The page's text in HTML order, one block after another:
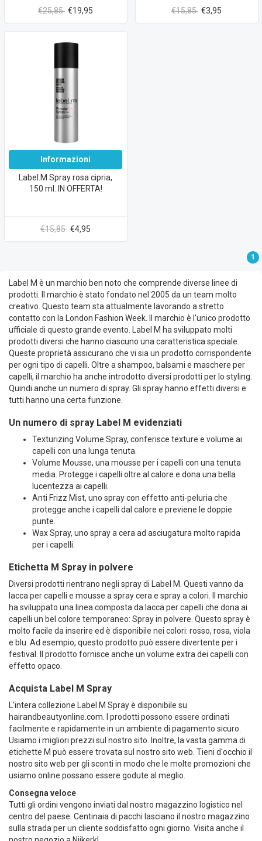
€25,85 €19,95 €15,85 €3,95
Informazioni
Label.M Spray rosa cipria,
150 ml. IN OFFERTA!
€15,85 €4,95
1
Label M è un marchio ben noto che comprende diverse linee di
prodotti. Il marchio è stato fondato nel 2005 da un team molto
creativo. Questo team sta attualmente lavorando a stretto
contatto con la London Fashion Week. Il marchio è l'unico prodotto
ufficiale di questo grande evento. Label M ha sviluppato molti
prodotti diversi che hanno ciascuno una caratteristica speciale.
Queste proprietà assicurano che vi sia un prodotto corrispondente
per ogni tipo di capelli. Oltre a shampoo, balsami e maschere per
capelli, il marchio ha anche introdotto diversi prodotti per lo styling.
Quindi anche un numero di spray. Gli spray hanno effetti diversi e
tutti hanno una certa funzione.
Un numero di spray Label M evidenziati
Texturizing Volume Spray, conferisce texture e volume ai
capelli con una lunga tenuta.
Volume Mousse, una mousse per i capelli con una tenuta
media. Protegge i capelli oltre al calore e dona una bella
lucentezza ai capelli.
Anti Frizz Mist, uno spray con effetto anti-peluria che
protegge anche i capelli dal calore e previene le doppie
punte.
Wax Spray, uno spray a cera ad asciugatura molto rapida
per i capelli.
Etichetta M Spray in polvere
Diversi prodotti rientrano negli spray di Label M. Questi vanno da
lacca per capelli e mousse a spray cera e spray a colori. Il marchio
ha sviluppato una linea composta da lacca per capelli che dona ai
capelli un bel colore temporaneo: Spray in polvere. Questo spray è
molto facile da inserire ed è disponibile nei colori: rosso, rosa, viola
e blu. Ad esempio, questo prodotto può essere divertente per i
festival. Il prodotto fornisce anche un volume extra dei capelli con
effetto opaco.
Acquista Label M Spray
L'intera collezione Label M Spray è disponibile su
hairandbeautyonline.com. I prodotti possono essere ordinati
facilmente e rapidamente in un ambiente di pagamento sicuro.
Usiamo i migliori prezzi sul nostro sito. Inoltre, la vasta gamma di
etichette M può essere trovata sul nostro sito web. Tieni d'occhio il
nostro sito web per gli sconti in modo che le molte promozioni che
usiamo online possano essere godute al meglio.
Consegna veloce
Tutti gli ordini vengono inviati dal nostro magazzino logistico nel
centro del paese. Centinaia di pacchi lasciano il nostro magazzino
sulla strada per un cliente soddisfatto ogni giorno. Visita anche il